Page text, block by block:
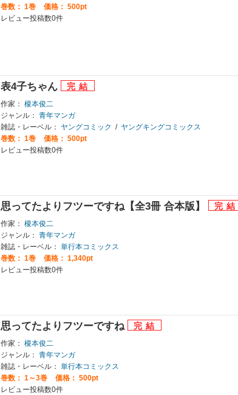
巻数： 1巻
価格： 500pt
レビュー投稿数0件
表4子ちゃん
作家： 榎本俊二
ジャンル： 青年マンガ
雑誌・レーベル：
ヤングコミック / ヤングキングコミックス
巻数： 1巻
価格： 500pt
レビュー投稿数0件
思ってたよりフツーですね【全3冊 合本版】
作家： 榎本俊二
ジャンル： 青年マンガ
雑誌・レーベル： 単行本コミックス
巻数： 1巻
価格： 1,340pt
レビュー投稿数0件
思ってたよりフツーですね
作家： 榎本俊二
ジャンル： 青年マンガ
雑誌・レーベル： 単行本コミックス
巻数： 1～3巻
価格： 500pt
レビュー投稿数0件